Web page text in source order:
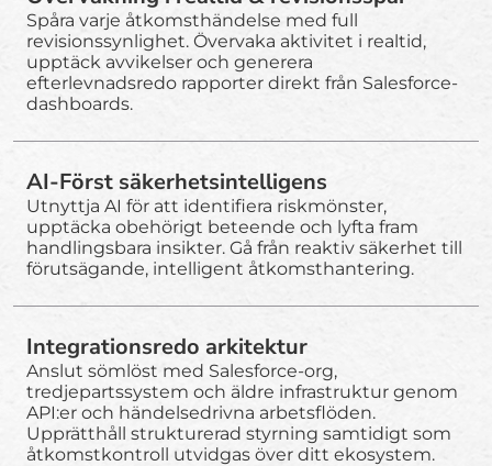
Spåra varje åtkomsthändelse med full
revisionssynlighet. Övervaka aktivitet i realtid,
upptäck avvikelser och generera
efterlevnadsredo rapporter direkt från Salesforce-
dashboards.
AI-Först säkerhetsintelligens
Utnyttja AI för att identifiera riskmönster,
upptäcka obehörigt beteende och lyfta fram
handlingsbara insikter. Gå från reaktiv säkerhet till
förutsägande, intelligent åtkomsthantering.
Integrationsredo arkitektur
Anslut sömlöst med Salesforce-org,
tredjepartssystem och äldre infrastruktur genom
API:er och händelsedrivna arbetsflöden.
Upprätthåll strukturerad styrning samtidigt som
åtkomstkontroll utvidgas över ditt ekosystem.